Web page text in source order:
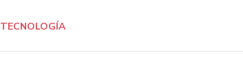
TECNOLOGÍA